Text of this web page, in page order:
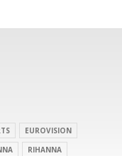
EUROVISION
RIHANNA